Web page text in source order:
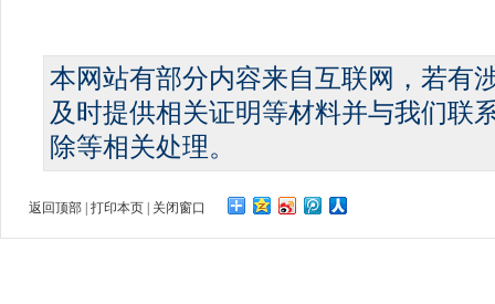
本网站有部分内容来自互联网，若有
及时提供相关证明等材料并与我们联
除等相关处理。
返回顶部 打印本页 关闭窗口